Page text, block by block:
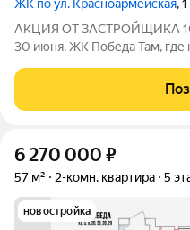
ЖК по ул. Красноармейская,
АКЦИЯ ОТ ЗАСТРОЙЩИКА
30 июня. ЖК Победа Там, где
современный 5-этажный
созданный в формате уютного
6 270 000 ₽
57 м² 2-комн. квартира 5
новостройка